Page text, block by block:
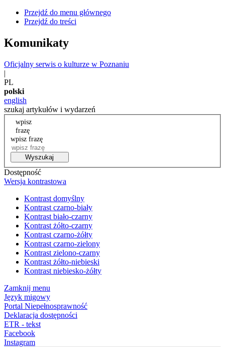
Przejdź do menu głównego
Przejdź do treści
Komunikaty
Oficjalny serwis o kulturze w Poznaniu
|
PL
polski
english
szukaj artykułów i wydarzeń
wpisz
frazę
wpisz frazę
Wyszukaj
Dostępność
Wersja kontrastowa
Kontrast domyślny
Kontrast czarno-biały
Kontrast biało-czarny
Kontrast żółto-czarny
Kontrast czarno-żółty
Kontrast czarno-zielony
Kontrast zielono-czarny
Kontrast żółto-niebieski
Kontrast niebiesko-żółty
Zamknij menu
Język migowy
Portal Niepełnosprawność
Deklaracja dostępności
ETR - tekst
Facebook
Instagram